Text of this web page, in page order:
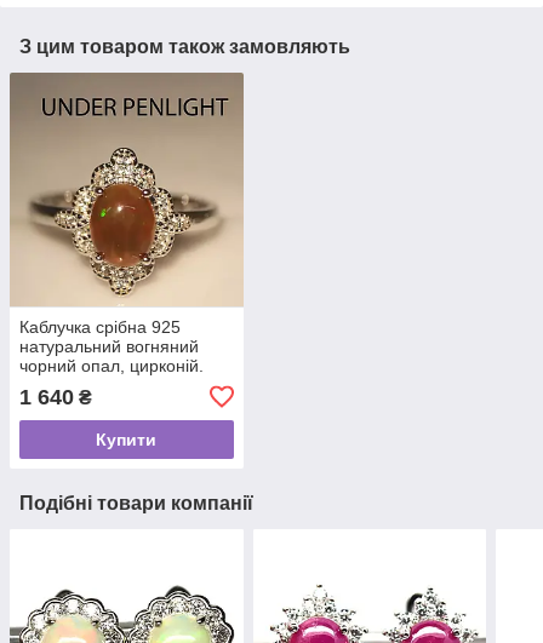
З цим товаром також замовляють
Каблучка срібна 925
натуральний вогняний
чорний опал, цирконій.
1 640 ₴
Купити
Подібні товари компанії